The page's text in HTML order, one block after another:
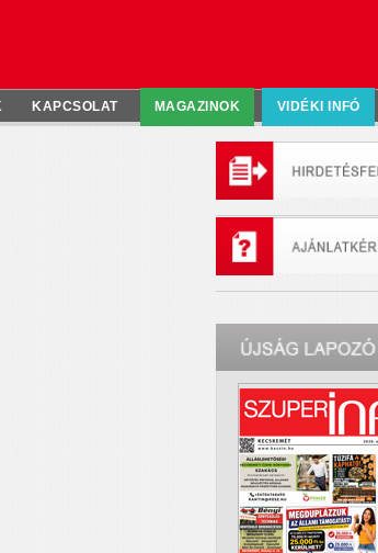
KAPCSOLAT MAGAZINOK VIDÉKI INFÓ